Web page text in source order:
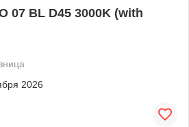
07 BL D45 3000K (with
2026